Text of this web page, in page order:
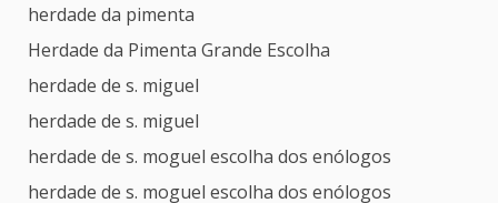
herdade da pimenta
Herdade da Pimenta Grande Escolha
herdade de s. miguel
herdade de s. miguel
herdade de s. moguel escolha dos enólogos
herdade de s. moguel escolha dos enólogos